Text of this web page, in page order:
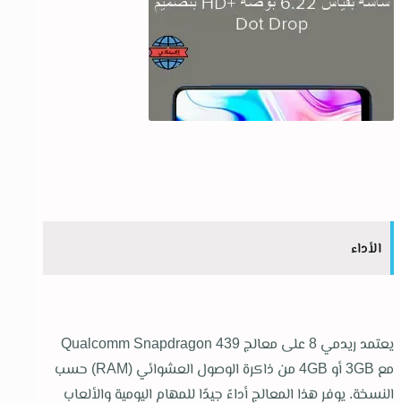
الأداء
يعتمد ريدمي 8 على معالج Qualcomm Snapdragon 439
مع 3GB أو 4GB من ذاكرة الوصول العشوائي (RAM) حسب
النسخة. يوفر هذا المعالج أداءً جيدًا للمهام اليومية والألعاب